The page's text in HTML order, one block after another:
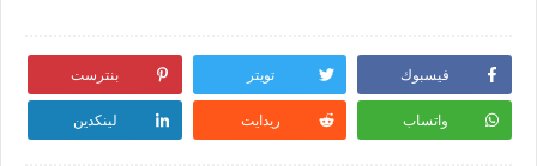
فيسبوك تويتر بنترست
واتساب ريدايت لينكدين